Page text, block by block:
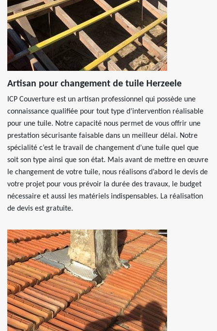
Artisan pour changement de tuile Herzeele
ICP Couverture est un artisan professionnel qui possède une
connaissance qualifiée pour tout type d’intervention réalisable
pour une tuile. Notre capacité nous permet de vous offrir une
prestation sécurisante faisable dans un meilleur délai. Notre
spécialité c’est le travail de changement d’une tuile quel que
soit son type ainsi que son état. Mais avant de mettre en œuvre
le changement de votre tuile, nous réalisons d’abord le devis de
votre projet pour vous prévoir la durée des travaux, le budget
nécessaire et aussi les matériels indispensables. La réalisation
de devis est gratuite.